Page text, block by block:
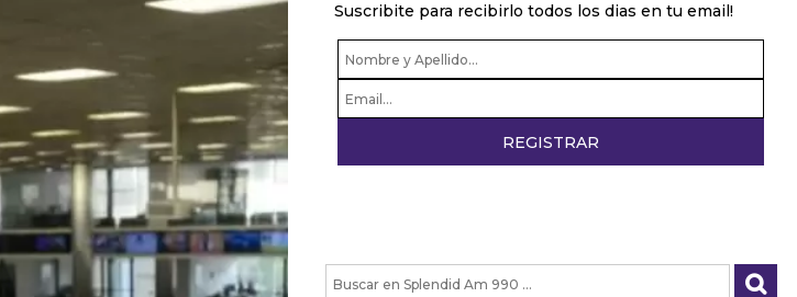
Suscribite para recibirlo todos los dias en tu email!